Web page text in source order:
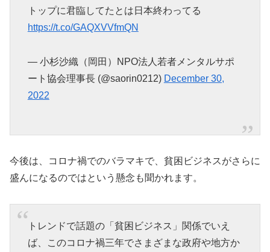
トップに君臨してたとは日本終わってる
https://t.co/GAQXVVfmQN
— 小杉沙織（岡田）NPO法人若者メンタルサポ
ート協会理事長 (@saorin0212) December 30,
2022
今後は、コロナ禍でのバラマキで、貧困ビジネスがさらに
盛んになるのではという懸念も聞かれます。
トレンドで話題の「貧困ビジネス」関係でいえ
ば、このコロナ禍三年でさまざまな政府や地方か